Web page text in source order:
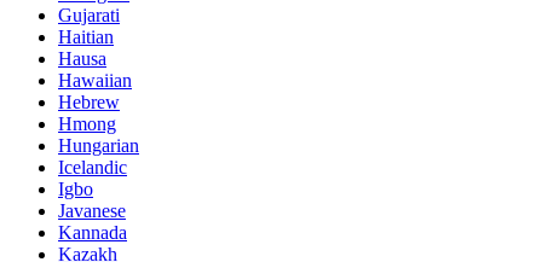
Gujarati
Haitian
Hausa
Hawaiian
Hebrew
Hmong
Hungarian
Icelandic
Igbo
Javanese
Kannada
Kazakh